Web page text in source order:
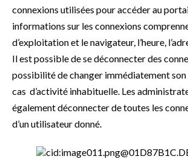
connexions utilisées pour accéder au
informations sur les connexions
d’exploitation et le navigateur, l’heure,
Il est possible de se déconnecter des
possibilité de changer immédiatement son
cas d’activité inhabituelle. Les
également déconnecter de toutes les
d’un utilisateur donné.